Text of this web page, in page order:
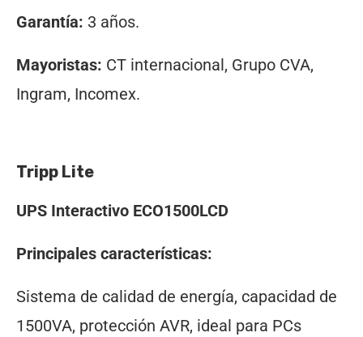
Garantía: 3 años.
Mayoristas: CT internacional, Grupo CVA,
Ingram, Incomex.
Tripp Lite
UPS Interactivo ECO1500LCD
Principales características:
Sistema de calidad de energía, capacidad de
1500VA, protección AVR, ideal para PCs